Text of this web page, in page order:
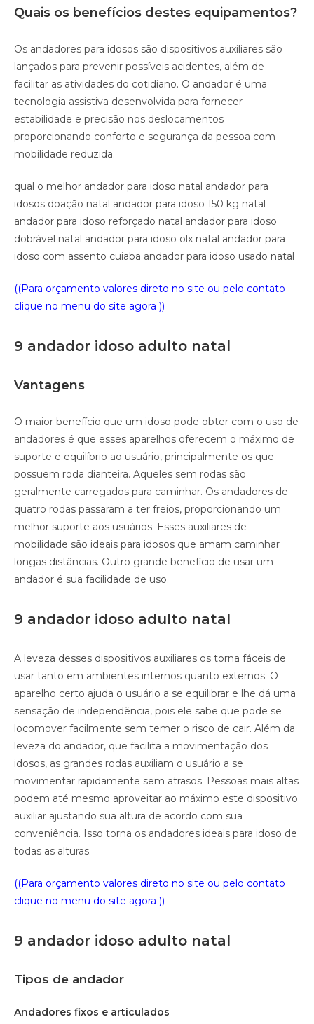
Quais os benefícios destes equipamentos?
Os andadores para idosos são dispositivos auxiliares são
lançados para prevenir possíveis acidentes, além de
facilitar as atividades do cotidiano. O andador é uma
tecnologia assistiva desenvolvida para fornecer
estabilidade e precisão nos deslocamentos
proporcionando conforto e segurança da pessoa com
mobilidade reduzida.
qual o melhor andador para idoso natal andador para
idosos doação natal andador para idoso 150 kg natal
andador para idoso reforçado natal andador para idoso
dobrável natal andador para idoso olx natal andador para
idoso com assento cuiaba andador para idoso usado natal
((Para orçamento valores direto no site ou pelo contato
clique no menu do site agora ))
9 andador idoso adulto natal
Vantagens
O maior benefício que um idoso pode obter com o uso de
andadores é que esses aparelhos oferecem o máximo de
suporte e equilíbrio ao usuário, principalmente os que
possuem roda dianteira. Aqueles sem rodas são
geralmente carregados para caminhar. Os andadores de
quatro rodas passaram a ter freios, proporcionando um
melhor suporte aos usuários. Esses auxiliares de
mobilidade são ideais para idosos que amam caminhar
longas distâncias. Outro grande benefício de usar um
andador é sua facilidade de uso.
9 andador idoso adulto natal
A leveza desses dispositivos auxiliares os torna fáceis de
usar tanto em ambientes internos quanto externos. O
aparelho certo ajuda o usuário a se equilibrar e lhe dá uma
sensação de independência, pois ele sabe que pode se
locomover facilmente sem temer o risco de cair. Além da
leveza do andador, que facilita a movimentação dos
idosos, as grandes rodas auxiliam o usuário a se
movimentar rapidamente sem atrasos. Pessoas mais altas
podem até mesmo aproveitar ao máximo este dispositivo
auxiliar ajustando sua altura de acordo com sua
conveniência. Isso torna os andadores ideais para idoso de
todas as alturas.
((Para orçamento valores direto no site ou pelo contato
clique no menu do site agora ))
9 andador idoso adulto natal
Tipos de andador
Andadores fixos e articulados